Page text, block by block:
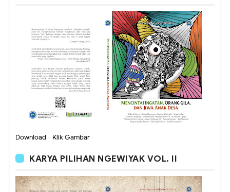
Download - Klik Gambar
KARYA PILIHAN NGEWIYAK VOL. II